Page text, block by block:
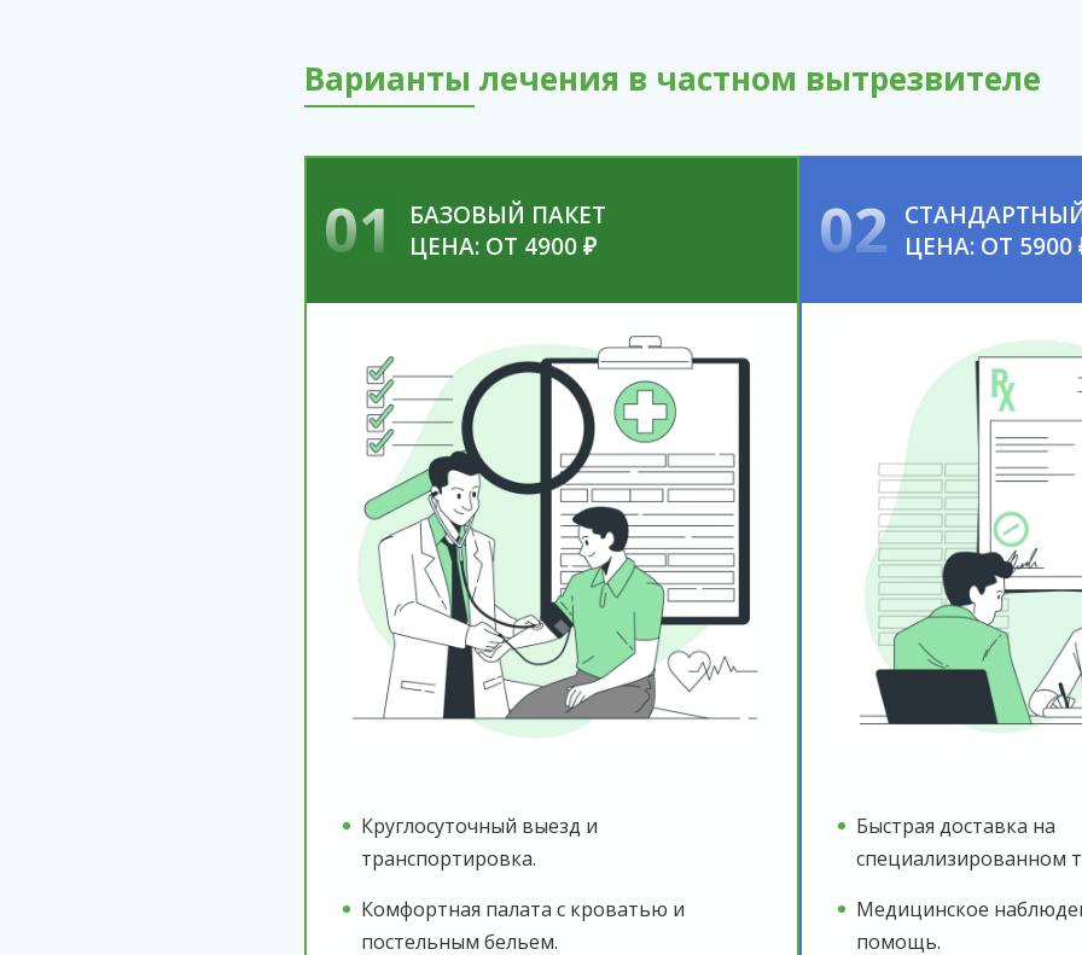
Варианты лечения в частном вытрезвителе
01
БАЗОВЫЙ ПАКЕТ
ЦЕНА: ОТ 4900 ₽
Круглосуточный выезд и
транспортировка.
Комфортная палата с кроватью и
постельным бельем.
02
ЦЕНА: ОТ 5900
Быстрая доставка на
специализированном
Медицинское
помощь.